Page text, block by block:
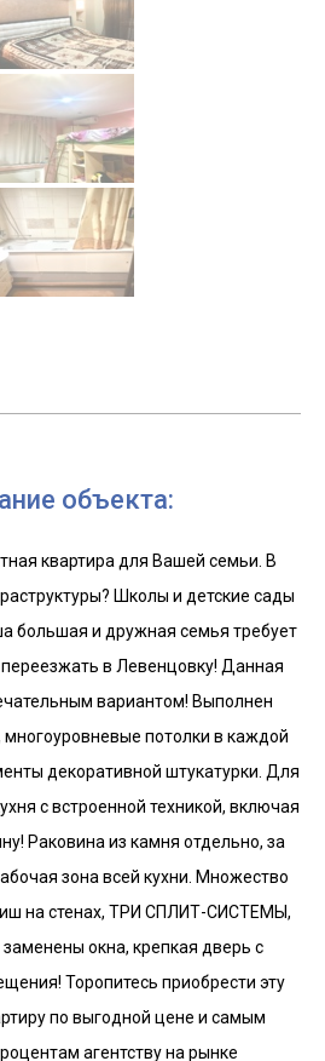
объекта:
квартира для Вашей семьи. В
Школы и детские сады
большая и дружная семья требует
в Левенцовку! Данная
вариантом! Выполнен
потолки в каждой
декоративной штукатурки. Для
с встроенной техникой, включая
Раковина из камня отдельно, за
зона всей кухни. Множество
на стенах, ТРИ СПЛИТ-СИСТЕМЫ,
окна, крепкая дверь с
Торопитесь приобрести эту
по выгодной цене и самым
агентству на рынке